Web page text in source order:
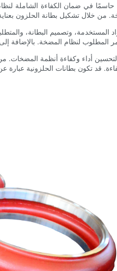
في ضمان الكفاءة الشاملة
وتصميم البطانة،
أداء وكفاءة أنظمة المضخات. من